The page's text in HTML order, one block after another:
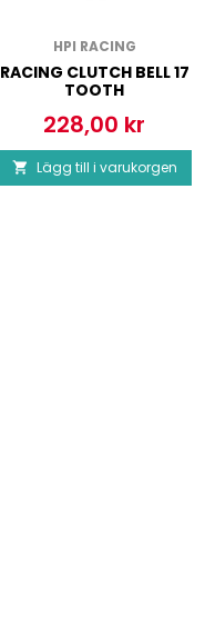
HPI RACING
RACING CLUTCH BELL 17
TOOTH
Pris
228,00 kr
 Lägg till i varukorgen